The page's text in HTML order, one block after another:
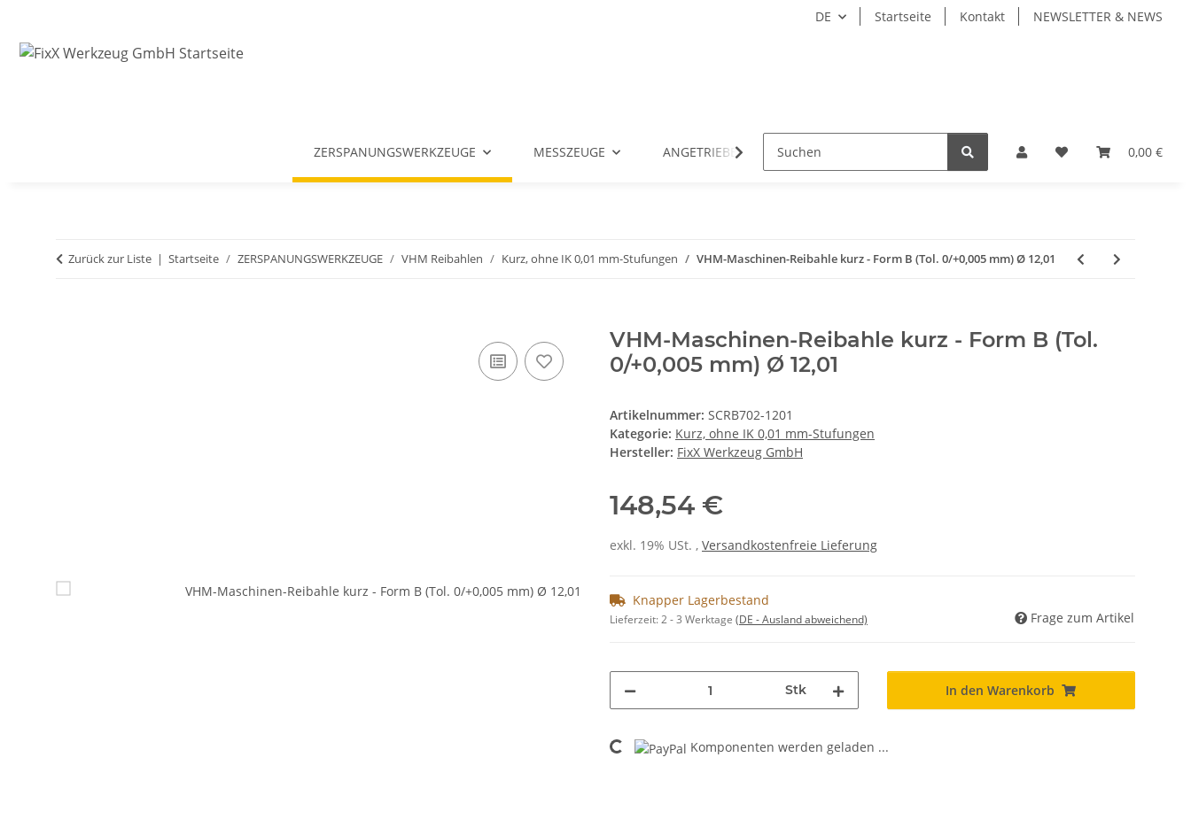
DE Startseite Kontakt NEWSLETTER & NEWS
0,00 €
ZERSPANUNGSWERKZEUGE MESSZEUGE ANGETRIEBENE WERKZEUGE WERKZEUGAUFNAHMEN
Zurück zur Liste Startseite ZERSPANUNGSWERKZEUGE VHM Reibahlen Kurz, ohne IK 0,01 mm-Stufungen VHM-Maschinen-Reibahle kurz - Form B (Tol. 0/+0,005 mm) Ø 12,01
VHM-Maschinen-Reibahle kurz - Form B (Tol.
0/+0,005 mm) Ø 12,01
Artikelnummer: SCRB702-1201
Kategorie: Kurz, ohne IK 0,01 mm-Stufungen
Hersteller: FixX Werkzeug GmbH
148,54 €
exkl. 19% USt. , Versandkostenfreie Lieferung
Knapper Lagerbestand
Lieferzeit:2 - 3 Werktage (DE - Ausland abweichend) Frage zum Artikel
Stk In den Warenkorb
Loading... Komponenten werden geladen ...